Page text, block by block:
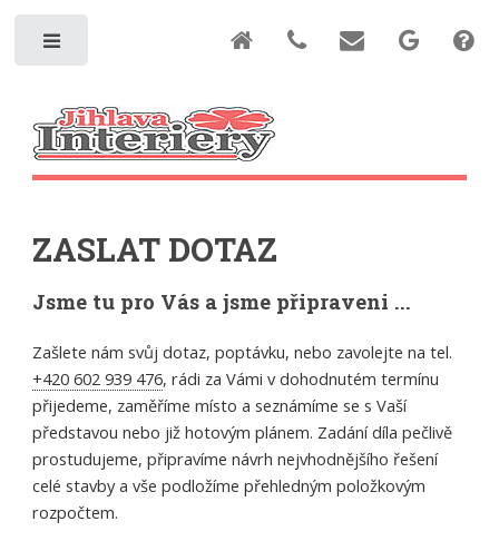
ZASLAT DOTAZ
Jsme tu pro Vás a jsme připraveni ...
Zašlete nám svůj dotaz, poptávku, nebo zavolejte na tel.
+420 602 939 476, rádi za Vámi v dohodnutém termínu
přijedeme, zaměříme místo a seznámíme se s Vaší
představou nebo již hotovým plánem. Zadání díla pečlivě
prostudujeme, připravíme návrh nejvhodnějšího řešení
celé stavby a vše podložíme přehledným položkovým
rozpočtem.